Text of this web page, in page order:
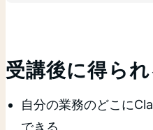
受講後に得ら
自分の業務のどこに
できる